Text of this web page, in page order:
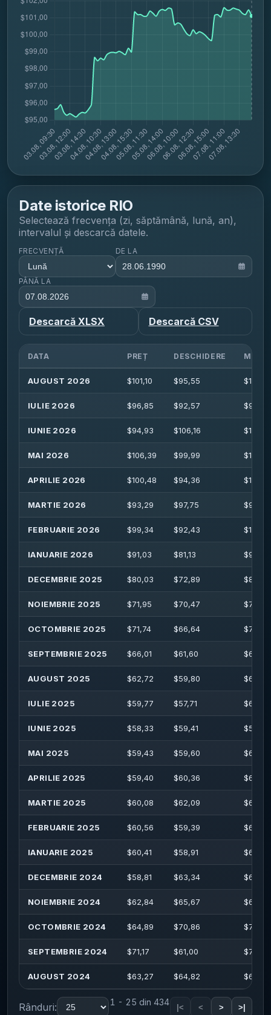
Date istorice RIO
Selectează frecvența (zi, săptămână, lună, an),
intervalul și descarcă datele.
FRECVENȚĂ DE LA
PÂNĂ LA
Descarcă XLSX Descarcă CSV
DATA PREȚ DESCHIDERE
AUGUST 2026 $101,10 $95,55 $101,78
IULIE 2026 $96,85 $92,57 $97,53
IUNIE 2026 $94,93 $106,16 $112,21
MAI 2026 $106,39 $99,99 $112,58
APRILIE 2026 $100,48 $94,36 $101,33
MARTIE 2026 $93,29 $97,75 $99,78
FEBRUARIE 2026 $99,34 $92,43 $101,53
IANUARIE 2026 $91,03 $81,13 $97,11
DECEMBRIE 2025 $80,03 $72,89 $82,36
NOIEMBRIE 2025 $71,95 $70,47 $72,57
OCTOMBRIE 2025 $71,74 $66,64 $73,76
SEPTEMBRIE 2025 $66,01 $61,60 $66,33
AUGUST 2025 $62,72 $59,80 $63,84
IULIE 2025 $59,77 $57,71 $64,76
IUNIE 2025 $58,33 $59,41 $59,86
MAI 2025 $59,43 $59,60 $62,80
APRILIE 2025 $59,40 $60,36 $61,88
MARTIE 2025 $60,08 $62,09 $64,43
FEBRUARIE 2025 $60,56 $59,39 $64,74
IANUARIE 2025 $60,41 $58,91 $62,49
DECEMBRIE 2024 $58,81 $63,34 $65,91
NOIEMBRIE 2024 $62,84 $65,67 $68,18
OCTOMBRIE 2024 $64,89 $70,86 $72,08
SEPTEMBRIE 2024 $71,17 $61,00 $71,48
AUGUST 2024 $63,27 $64,82 $65,22
Rânduri: 1 - 25 din 434 |< < > >|